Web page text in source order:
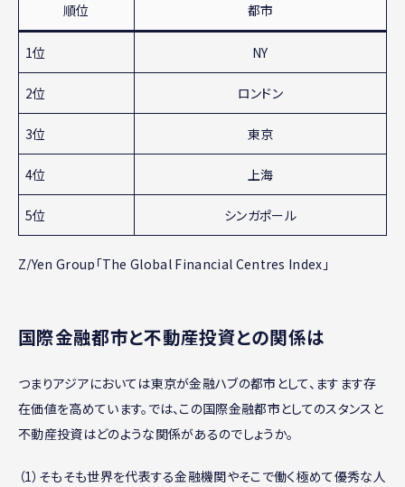
順位 都市
1位 NY
2位 ロンドン
3位 東京
4位 上海
5位 シンガポール
Z/Yen Group「The Global Financial Centres Index」
国際金融都市と不動産投資との関係は
つまりアジアにおいては東京が金融ハブの都市として、ますます存
在価値を高めています。では、この国際金融都市としてのスタンスと
不動産投資はどのような関係があるのでしょうか。
（1）そもそも世界を代表する金融機関やそこで働く極めて優秀な人